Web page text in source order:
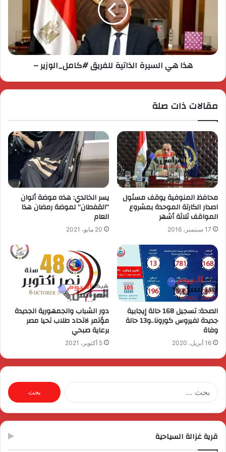
هذا هي السيرة الذاتية للفريق #كامل_الوزير –
مقالات ذات صلة
محافظ المنوفية يوقف مسئول
اصدار الكارتة الموحدة بمشروع
المواقف ثلاثة أشهر
17 سبتمبر، 2016
يسر الخالدي: هذه موضة ألوان
“القفطان” لموضة رمضان هذا
العام
20 مايو، 2021
الصحة: تسجيل 168 حالة إيجابية
جديدة لفيروس كورونا..و13 حالة
وفاة
16 أبريل، 2020
دور الشباب والجمهورية الجديدة
مؤتمر لاتحاد طلاب تحيا مصر
برعاية صبحي
5 أكتوبر، 2021
البحث
عن:
قرية غزالة السياحية